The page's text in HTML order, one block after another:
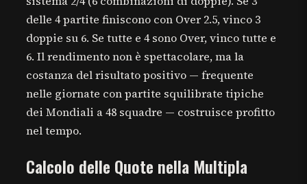
delle 4 partite finiscono con Over 2.5, vinco 3
doppie su 6. Se tutte e 4 sono Over, vinco tutte e
6. Il rendimento non è spettacolare, ma la
costanza del risultato positivo — frequente
nelle giornate con partite squilibrate tipiche
dei Mondiali a 48 squadre — costruisce profitto
nel tempo.
Calcolo delle Quote nella Multipla